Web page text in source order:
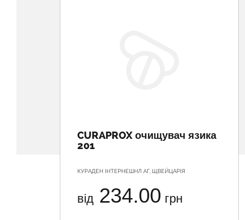
CURAPROX очищувач язика
201
КУРАДЕН ІНТЕРНЕШНЛ АГ, ЩВЕЙЦАРІЯ
від 234.00 грн